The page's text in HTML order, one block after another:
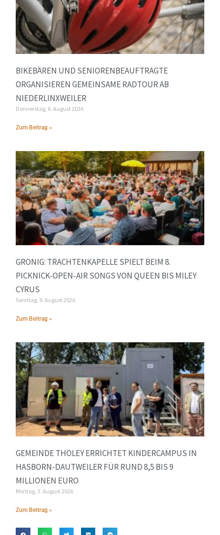
BIKEBÄREN UND SENIORENBEAUFTRAGTE
ORGANISIEREN GEMEINSAME RADTOUR AB
NIEDERLINXWEILER
Donnerstag, 6. August 2026
Zum Beitrag »
GRONIG: TRACHTENKAPELLE SPIELT BEIM 8.
PICKNICK-OPEN-AIR SONGS VON QUEEN BIS MILEY
CYRUS
Sonntag, 9. August 2026
Zum Beitrag »
GEMEINDE THOLEY ERRICHTET KINDERCAMPUS IN
HASBORN-DAUTWEILER FÜR RUND 8,5 BIS 9
MILLIONEN EURO
Montag, 3. August 2026
Zum Beitrag »